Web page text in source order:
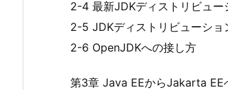
2-4 最新JDKディストリビュー
2-5 JDKディストリビューショ
2-6 OpenJDKへの接し方
第3章 Java EEからJakarta